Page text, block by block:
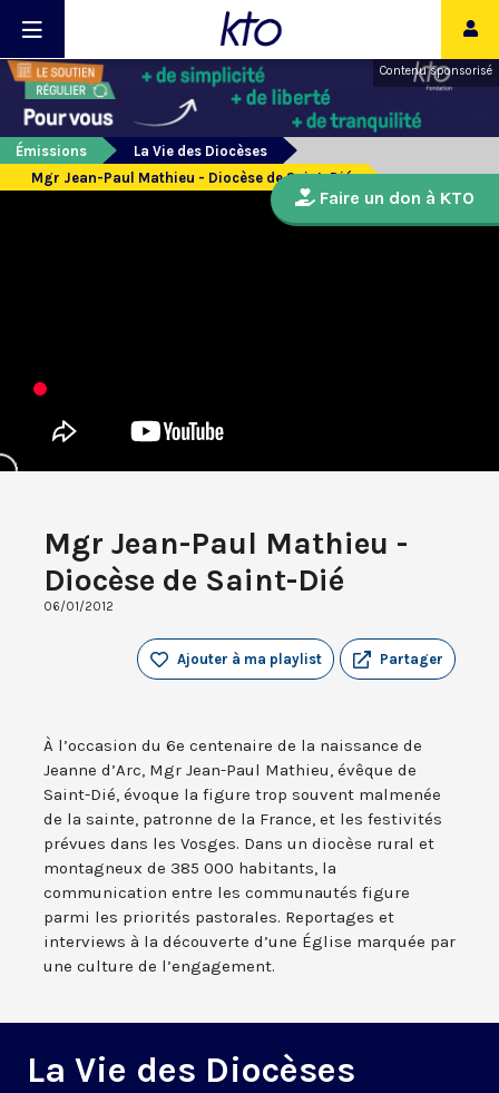
Contenu sponsorisé
Émissions
La Vie des Diocèses
Mgr Jean-Paul Mathieu - Diocèse de Saint-Dié
Mgr Jean-Paul Mathieu -
Diocèse de Saint-Dié
06/01/2012
Partager
Ajouter à ma playlist
À l’occasion du 6e centenaire de la naissance de
Jeanne d’Arc, Mgr Jean-Paul Mathieu, évêque de
Saint-Dié, évoque la figure trop souvent malmenée
de la sainte, patronne de la France, et les festivités
prévues dans les Vosges. Dans un diocèse rural et
montagneux de 385 000 habitants, la
communication entre les communautés figure
parmi les priorités pastorales. Reportages et
interviews à la découverte d’une Église marquée par
une culture de l’engagement.
La Vie des Diocèses
Faire un don à KTO